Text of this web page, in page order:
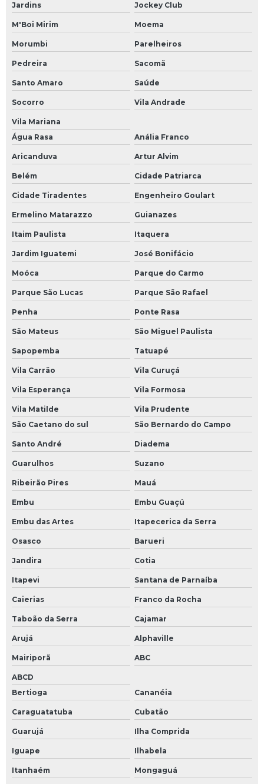
Recuperação de placas eletrônicas
Recuperação nobreak
Reforma de inversores
Reparação de módulos eletrônicos
Reparação de placas eletrônicas
Reparo de controlador de temperatura
Reparo de cpu
Reparo de eletroeletrônico
Reparo de fontes chaveadas
Reparo de ihm
Reparo de inversor de frequência
Reparo de nobreak
Reparo de placas eletrônicas
Reparo de placas eletrônicas sp
Reparo de sensores
Reparo de servo motor
Reparo eletrônica industrial
Sensor óptico industrial
Sensores ópticos
Sensores ópticos de barreira
Servo drive resolver
Servo motor com encoder
Servo motor encoders resolver
Servo motor resolver
Servo válvula proporcional
Servo válvulas
Servo válvulas hidráulicas
Servoacionamentos
Sistema de servoacionamento
Teclado de membrana industrial
Teclado industrial
Teclado pc industrial
Teste de circuitos eletrônicos
Conversor tensão
Conversor tensão corrente
Empresa de manutenção de nobreak
Jardins Jockey Club
M'Boi Mirim Moema
Morumbi Parelheiros
Pedreira Sacomã
Santo Amaro Saúde
Socorro Vila Andrade
Vila Mariana
Água Rasa
Anália Franco
Aricanduva Artur Alvim
Belém Cidade Patriarca
Cidade Tiradentes Engenheiro Goulart
Ermelino Matarazzo Guianazes
Itaim Paulista Itaquera
Jardim Iguatemi José Bonifácio
Moóca Parque do Carmo
Parque São Lucas Parque São Rafael
Penha Ponte Rasa
São Mateus São Miguel Paulista
Sapopemba Tatuapé
Vila Carrão Vila Curuçá
Vila Esperança Vila Formosa
Vila Matilde
Vila Prudente
São Caetano do sul
São Bernardo do Campo
Santo André Diadema
Guarulhos Suzano
Ribeirão Pires Mauá
Embu Embu Guaçú
Embu das Artes Itapecerica da Serra
Osasco Barueri
Jandira Cotia
Itapevi Santana de Parnaíba
Caierias Franco da Rocha
Taboão da Serra Cajamar
Arujá Alphaville
Mairiporã ABC
ABCD
Bertioga
Cananéia
Caraguatatuba Cubatão
Guarujá Ilha Comprida
Iguape Ilhabela
Itanhaém Mongaguá